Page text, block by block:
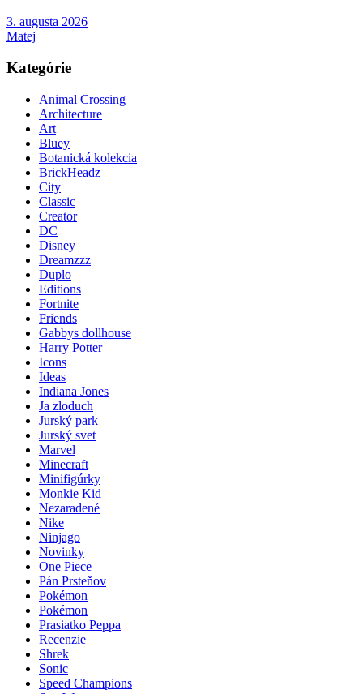
3. augusta 2026
Matej
Kategórie
Animal Crossing
Architecture
Art
Bluey
Botanická kolekcia
BrickHeadz
City
Classic
Creator
DC
Disney
Dreamzzz
Duplo
Editions
Fortnite
Friends
Gabbys dollhouse
Harry Potter
Icons
Ideas
Indiana Jones
Ja zloduch
Jurský park
Jurský svet
Marvel
Minecraft
Minifigúrky
Monkie Kid
Nezaradené
Nike
Ninjago
Novinky
One Piece
Pán Prsteňov
Pokémon
Pokémon
Prasiatko Peppa
Recenzie
Shrek
Sonic
Speed Champions